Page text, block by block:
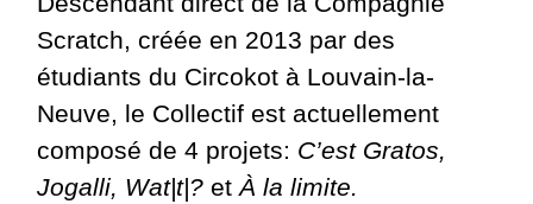
Scratch, créée en 2013 par des
étudiants du Circokot à Louvain-la-
Neuve, le Collectif est actuellement
composé de 4 projets: C’est Gratos,
Jogalli, Wat|t|? etÀ la limite.